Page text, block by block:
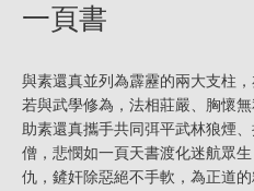
一頁書
與素還真並列為霹靂的兩大支柱
若與武學修為，法相莊嚴、胸懷
助素還真攜手共同弭平武林狼煙
僧，悲憫如一頁天書渡化迷航眾
仇，鏟奸除惡絕不手軟，為正道